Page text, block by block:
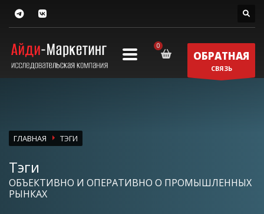
ОБРАТНАЯ
СВЯЗЬ
ГЛАВНАЯ ТЭГИ
Тэги
ОБЪЕКТИВНО И ОПЕРАТИВНО О ПРОМЫШЛЕННЫХ
РЫНКАХ